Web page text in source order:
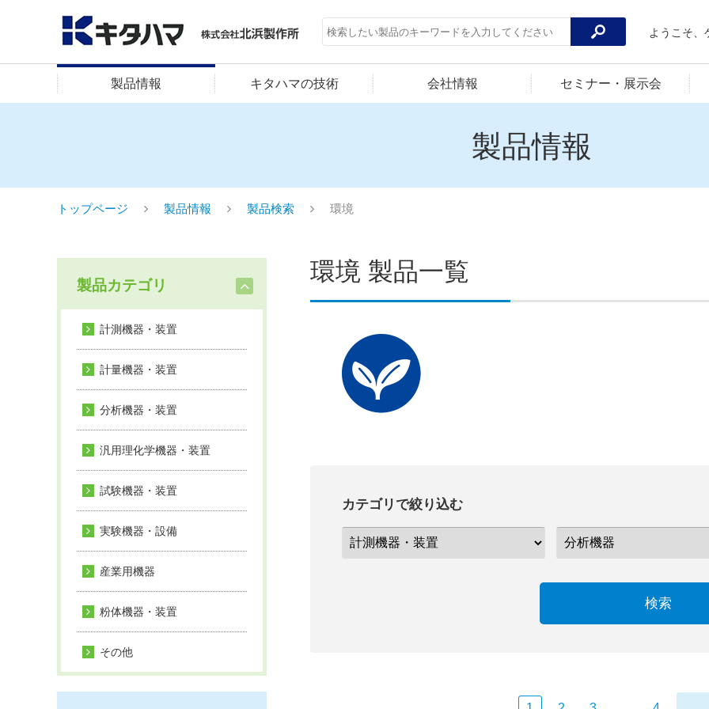
ようこそ、
製品情報 キタハマの技術 会社情報 セミナー・展示会
製品情報
トップページ 製品情報 製品検索 環境
製品カテゴリ
計測機器・装置
計量機器・装置
分析機器・装置
汎用理化学機器・装置
試験機器・装置
実験機器・設備
産業用機器
粉体機器・装置
その他
環境 製品一覧
カテゴリで絞り込む
検索